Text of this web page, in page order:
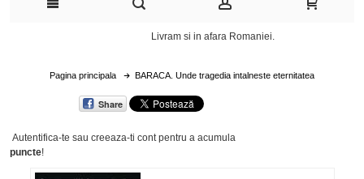
Livram si in afara Romaniei.
Pagina principala BARACA. Unde tragedia intalneste eternitatea
Share
Autentifica-te sau creeaza-ti contpentru a acumula
puncte!